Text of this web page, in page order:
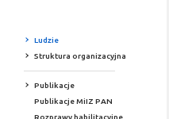
Ludzie
Struktura organizacyjna
Publikacje
Publikacje MiIZ PAN
Rozprawy habilitacyjne